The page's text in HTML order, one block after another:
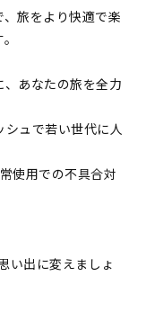
旅をより快適で楽
、あなたの旅を全力
ュで若い世代に人
使用での不具合対
い出に変えましょ